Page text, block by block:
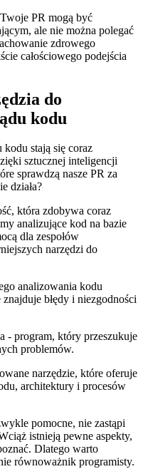
PR mogą ​być
ale nie można polegać
zdrowego⁣
całościowego podejścia
do
kodu
stają się coraz
sztucznej inteligencji
sprawdzą nasze PR za⁤
działa?
która zdobywa coraz
analizujące kod na bazie
dla zespołów
narzędzi do
analizowania kodu
błędy i niezgodności
⁣- program, który​ przeszukuje
⁤problemów.
narzędzie, które oferuje
architektury i procesów
pomocne, nie zastąpi
istnieją pewne aspekty,
Dlatego ‌warto
równoważnik programisty.